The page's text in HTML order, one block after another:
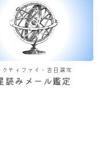
クティファイ・吉日選定
読みメール鑑定